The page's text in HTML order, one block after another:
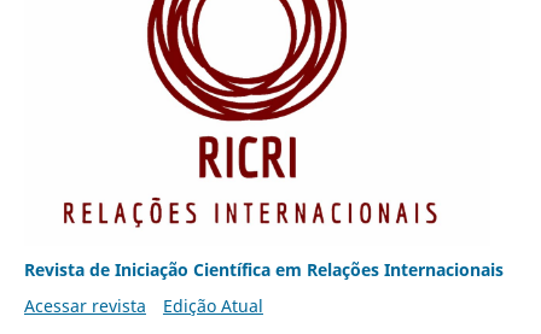
Revista de Iniciação Científica em Relações Internacionais
Acessar revista
Edição Atual